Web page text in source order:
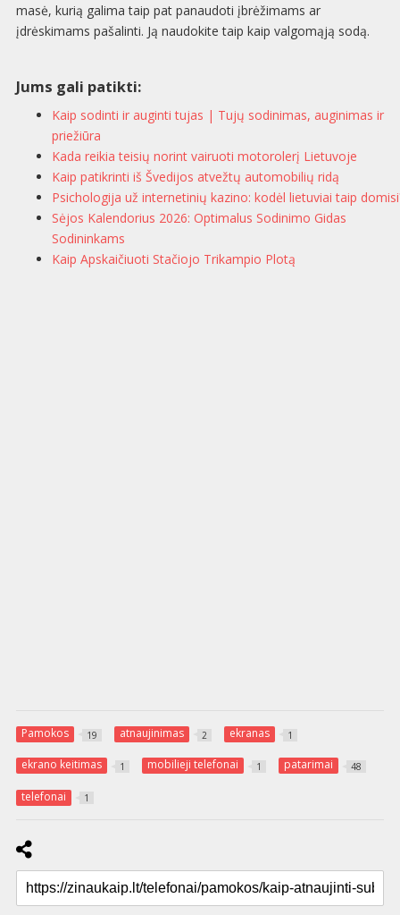
masė, kurią galima taip pat panaudoti įbrėžimams ar
įdrėskimams pašalinti. Ją naudokite taip kaip valgomąją sodą.
Jums gali patikti:
Kaip sodinti ir auginti tujas | Tujų sodinimas, auginimas ir
priežiūra
Kada reikia teisių norint vairuoti motorolerį Lietuvoje
Kaip patikrinti iš Švedijos atvežtų automobilių ridą
Psichologija už internetinių kazino: kodėl lietuviai taip
Sėjos Kalendorius 2026: Optimalus Sodinimo Gidas
Sodininkams
Kaip Apskaičiuoti Stačiojo Trikampio Plotą
Pamokos 19 atnaujinimas 2 ekranas 1
ekrano keitimas 1 mobilieji telefonai 1 patarimai 48
telefonai 1